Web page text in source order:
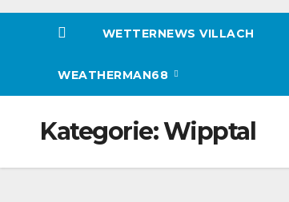
WETTERNEWS VILLACH
WEATHERMAN68
Kategorie:Wipptal